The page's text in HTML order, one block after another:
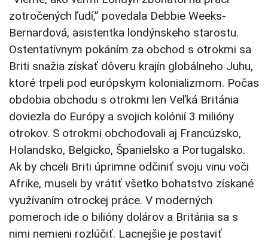
zotročených ľudí,” povedala Debbie Weeks-
Bernardová, asistentka londýnskeho starostu.
Ostentatívnym pokáním za obchod s otrokmi sa
Briti snažia získať dôveru krajín globálneho Juhu,
ktoré trpeli pod európskym kolonializmom. Počas
obdobia obchodu s otrokmi len Veľká Británia
doviezla do Európy a svojich kolónií 3 milióny
otrokov. S otrokmi obchodovali aj Francúzsko,
Holandsko, Belgicko, Španielsko a Portugalsko.
Ak by chceli Briti úprimne odčiniť svoju vinu voči
Afrike, museli by vrátiť všetko bohatstvo získané
využívaním otrockej práce. V moderných
pomeroch ide o bilióny dolárov a Británia sa s
nimi nemieni rozlúčiť. Lacnejšie je postaviť